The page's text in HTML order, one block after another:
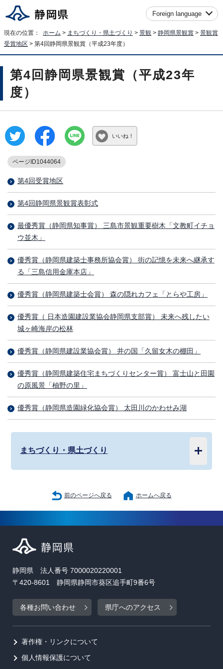
Foreign language
現在の位置： ホーム > まちづくり・県土づくり > 景観 > 静岡県景観賞 > 景観賞
受賞地区 > 第4回静岡県景観賞（平成23年度）
第4回静岡県景観賞（平成23年
度）
いいね！
ページID1044064
第4回受賞地区
第4回静岡県景観賞表彰式
最優秀賞（静岡県知事賞） 三島市景観重要樹木「文教町イチョ
ウ並木」
優秀賞（静岡県建築士事務所協会賞） 街の記憶を未来へ継承す
る「三島信用金庫本店」
優秀賞（静岡県建築士会賞） 森の隠れカフェ「とらや工房」
優秀賞（ 日本造園建設業協会静岡県支部賞） 未来へ残したい
城ヶ崎海岸の松林
優秀賞（静岡県建設業協会賞） 井の国「久留女木の棚田」
優秀賞（静岡県建築住宅まちづくりセンター賞） 富士山と田園
の原風景「柚野の里」
優秀賞（静岡県造園緑化協会賞） 太田川のかわせみ湖
まちづくり・県土づくり
前のページへ戻る ホームへ戻る
静岡県 法人番号 7000020220001
〒420-8601 静岡県静岡市葵区追手町9番6号
各種お問い合わせ 県庁へのアクセス
著作権・リンクについて
個人情報保護について